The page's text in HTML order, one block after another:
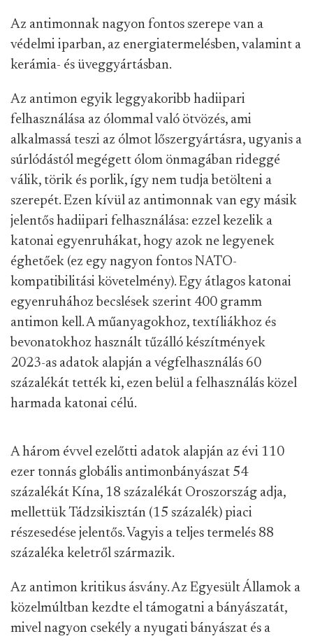
Az antimonnak nagyon fontos szerepe van a
védelmi iparban, az energiatermelésben, valamint a
kerámia- és üveggyártásban.
Az antimon egyik leggyakoribb hadiipari
felhasználása az ólommal való ötvözés, ami
alkalmassá teszi az ólmot lőszergyártásra, ugyanis a
súrlódástól megégett ólom önmagában rideggé
válik, törik és porlik, így nem tudja betölteni a
szerepét. Ezen kívül az antimonnak van egy másik
jelentős hadiipari felhasználása: ezzel kezelik a
katonai egyenruhákat, hogy azok ne legyenek
éghetőek (ez egy nagyon fontos NATO-
kompatibilitási követelmény). Egy átlagos katonai
egyenruhához becslések szerint 400 gramm
antimon kell. A műanyagokhoz, textíliákhoz és
bevonatokhoz használt tűzálló készítmények
2023-as adatok alapján a végfelhasználás 60
százalékát tették ki, ezen belül a felhasználás közel
harmada katonai célú.
A három évvel ezelőtti adatok alapján az évi 110
ezer tonnás globális antimonbányászat 54
százalékát Kína, 18 százalékát Oroszország adja,
mellettük Tádzsikisztán (15 százalék) piaci
részesedése jelentős. Vagyis a teljes termelés 88
százaléka keletről származik.
Az antimon kritikus ásvány. Az Egyesült Államok a
közelmúltban kezdte el támogatni a bányászatát,
mivel nagyon csekély a nyugati bányászat és a